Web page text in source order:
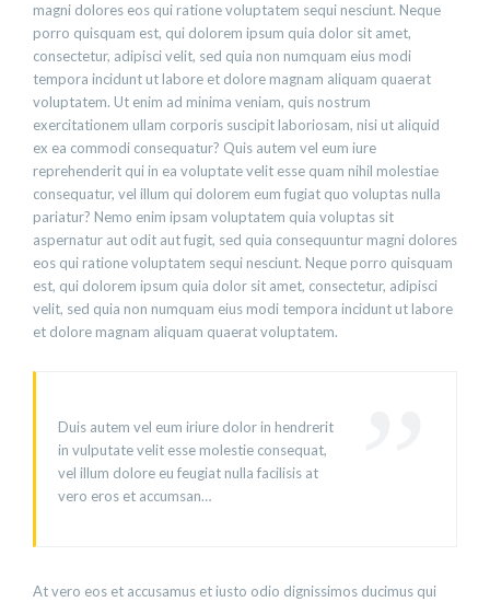
magni dolores eos qui ratione voluptatem sequi nesciunt. Neque
porro quisquam est, qui dolorem ipsum quia dolor sit amet,
consectetur, adipisci velit, sed quia non numquam eius modi
tempora incidunt ut labore et dolore magnam aliquam quaerat
voluptatem. Ut enim ad minima veniam, quis nostrum
exercitationem ullam corporis suscipit laboriosam, nisi ut aliquid
ex ea commodi consequatur? Quis autem vel eum iure
reprehenderit qui in ea voluptate velit esse quam nihil molestiae
consequatur, vel illum qui dolorem eum fugiat quo voluptas nulla
pariatur? Nemo enim ipsam voluptatem quia voluptas sit
aspernatur aut odit aut fugit, sed quia consequuntur magni dolores
eos qui ratione voluptatem sequi nesciunt. Neque porro quisquam
est, qui dolorem ipsum quia dolor sit amet, consectetur, adipisci
velit, sed quia non numquam eius modi tempora incidunt ut labore
et dolore magnam aliquam quaerat voluptatem.
Duis autem vel eum iriure dolor in hendrerit
in vulputate velit esse molestie consequat,
vel illum dolore eu feugiat nulla facilisis at
vero eros et accumsan…
At vero eos et accusamus et iusto odio dignissimos ducimus qui